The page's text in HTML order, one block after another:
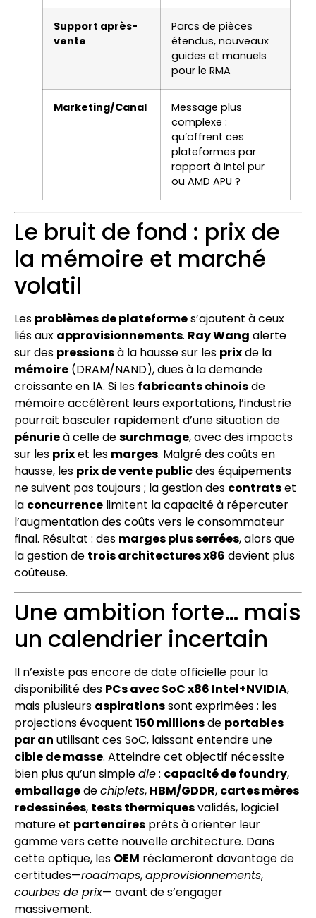
Support après-
vente
Parcs de pièces
étendus, nouveaux
guides et manuels
pour le RMA
Marketing/Canal
Message plus
complexe :
qu’offrent ces
plateformes par
rapport à Intel pur
ou AMD APU ?
Le bruit de fond : prix de
la mémoire et marché
volatil
Les problèmes de plateformes’ajoutent à ceux
liés aux approvisionnements. Ray Wang alerte
sur des pressionsà la hausse sur les prixde la
mémoire (DRAM/NAND), dues à la demande
croissante en IA. Si les fabricants chinoisde
mémoire accélèrent leurs exportations, l’industrie
pourrait basculer rapidement d’une situation de
pénurieà celle desurchmage, avec des impacts
sur les prixet les marges. Malgré des coûts en
hausse, les prix de vente publicdes équipements
ne suivent pas toujours ; la gestion des contratset
la concurrence limitent la capacité à répercuter
l’augmentation des coûts vers le consommateur
final. Résultat : des marges plus serrées, alors que
la gestion de trois architectures x86 devient plus
coûteuse.
Une ambition forte… mais
un calendrier incertain
Il n’existe pas encore de date officielle pour la
disponibilité des PCs avec SoC x86 Intel+NVIDIA,
mais plusieurs aspirationssont exprimées : les
projections évoquent 150 millionsde portables
par an utilisant ces SoC, laissant entendre une
cible de masse. Atteindre cet objectif nécessite
bien plus qu’un simpledie: capacité de foundry,
emballagedechiplets, HBM/GDDR, cartes mères
redessinées, tests thermiquesvalidés, logiciel
mature et partenaires prêts à orienter leur
gamme vers cette nouvelle architecture. Dans
cette optique, les OEM réclameront davantage de
certitudes—roadmaps,approvisionnements,
courbes de prix— avant de s’engager
massivement.